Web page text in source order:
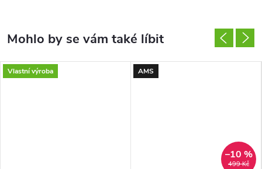
Vlastní výroba AMS
499 Kč
–10 %